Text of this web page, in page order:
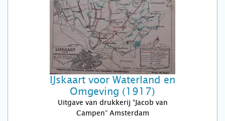
IJskaart voor Waterland en
Omgeving (1917)
Uitgave van drukkerij “Jacob van
Campen” Amsterdam